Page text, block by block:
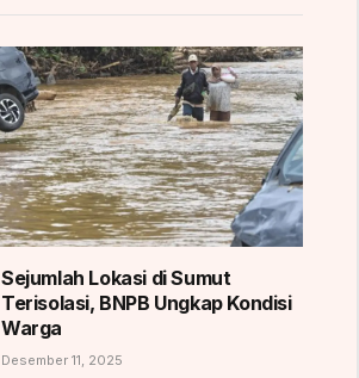
Sejumlah Lokasi di Sumut
Terisolasi, BNPB Ungkap Kondisi
Warga
Desember 11, 2025